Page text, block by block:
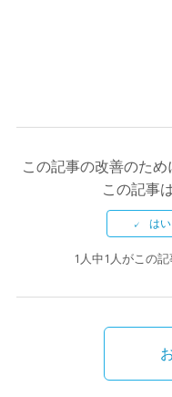
この記事の改善のため
この記事
1人中1人がこの